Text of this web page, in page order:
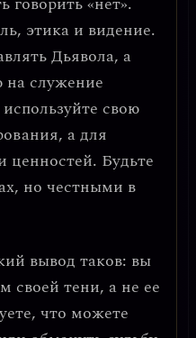
этика и видение.
Дьявола, а
на служение
свою
а для
ценностей. Будьте
но честными в
вывод таков: вы
своей тени, а не ее
что можете